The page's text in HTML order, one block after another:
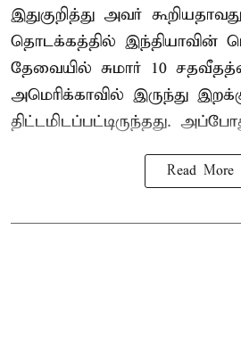
இதுகுறித்து அவர்
தொடக்கத்தில் இந்தியாவின்
தேவையில் சுமார் 10
அமெரிக்காவில் இருந்து
திட்டமிடப்பட்டிருந்தது.
Read More